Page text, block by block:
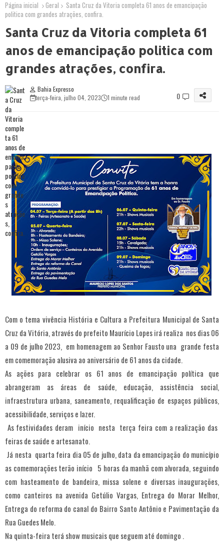
Página inicial Geral
Santa Cruz da Vitoria completa 61 anos de emancipação
politica com grandes atrações, confira.
Santa Cruz da Vitoria completa 61
anos de emancipação politica com
grandes atrações, confira.
Bahia Expresso
terça-feira, julho 04, 2023
1 minute read 0
Com o tema vivência História e Cultura a Prefeitura Municipal de Santa
Cruz da Vitória, através do prefeito Maurício Lopes irá realiza nos dias 06
a 09 de julho 2023, em homenagem ao Senhor Fausto una grande festa
em comemoração alusiva ao aniversário de 61 anos da cidade.
As ações para celebrar os 61 anos de emancipação política que
abrangeram as áreas de saúde, educação, assistência social,
infraestrutura urbana, saneamento, requalificação de espaços públicos,
acessibilidade, serviços e lazer.
As festividades deram início nesta terça feira com a realização das
feiras de saúde e artesanato.
Já nesta quarta feira dia 05 de julho, data da emancipação do município
as comemorações terão início 5 horas da manhã com alvorada, seguindo
com hasteamento de bandeira, missa solene e diversas inaugurações,
como canteiros na avenida Getúlio Vargas, Entrega do Morar Melhor,
Entrega do reforma do canal do Bairro Santo Antônio e Pavimentação da
Rua Guedes Melo.
Na quinta-feira terá show musicais que seguem até domingo .